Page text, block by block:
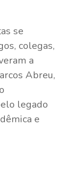
se
colegas,
a
Abreu,
legado
e